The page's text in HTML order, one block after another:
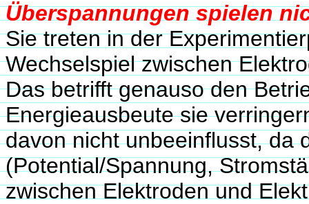
Überspannungen spielen
Sie treten in der
Wechselspiel zwischen
Das betrifft genauso den
Energieausbeute sie
davon nicht unbeeinflusst, da
(Potential/Spannung,
zwischen Elektroden und